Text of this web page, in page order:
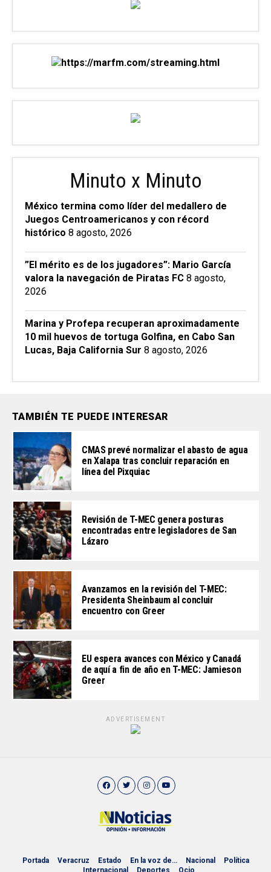
Minuto x Minuto
México termina como líder del medallero de
Juegos Centroamericanos y con récord
histórico 8 agosto, 2026
”El mérito es de los jugadores”: Mario García
valora la navegación de Piratas FC 8 agosto,
2026
Marina y Profepa recuperan aproximadamente
10 mil huevos de tortuga Golfina, en Cabo San
Lucas, Baja California Sur 8 agosto, 2026
TAMBIÉN TE PUEDE INTERESAR
CMAS prevé normalizar el abasto de agua
en Xalapa tras concluir reparación en
línea del Pixquiac
Revisión de T-MEC genera posturas
encontradas entre legisladores de San
Lázaro
Avanzamos en la revisión del T-MEC:
Presidenta Sheinbaum al concluir
encuentro con Greer
EU espera avances con México y Canadá
de aquí a fin de año en T-MEC: Jamieson
Greer
ADVERTISEMENT
Portada Veracruz Estado En la voz de… Nacional
Política
Internacional
Deportes Ocio